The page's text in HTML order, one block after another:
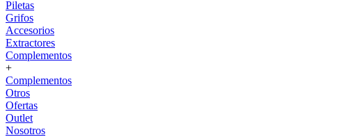
Piletas
Grifos
Accesorios
Extractores
Complementos
+
Complementos
Otros
Ofertas
Outlet
Nosotros